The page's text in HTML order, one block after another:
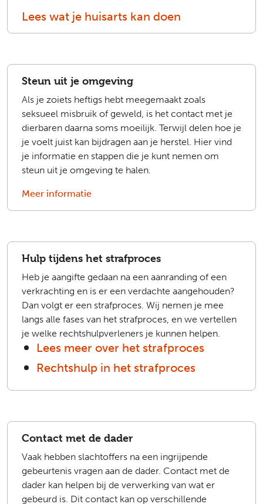
Lees wat je huisarts kan doen
Steun uit je omgeving
Als je zoiets heftigs hebt meegemaakt zoals
seksueel misbruik of geweld, is het contact met je
dierbaren daarna soms moeilijk. Terwijl delen hoe je
je voelt juist kan bijdragen aan je herstel. Hier vind
je informatie en stappen die je kunt nemen om
steun uit je omgeving te halen.
Meer informatie
Hulp tijdens het strafproces
Heb je aangifte gedaan na een aanranding of een
verkrachting en is er een verdachte aangehouden?
Dan volgt er een strafproces. Wij nemen je mee
langs alle fases van het strafproces, en we vertellen
je welke rechtshulpverleners je kunnen helpen.
Lees meer over het strafproces
Rechtshulp in het strafproces
Contact met de dader
Vaak hebben slachtoffers na een ingrijpende
gebeurtenis vragen aan de dader. Contact met de
dader kan helpen bij de verwerking van wat er
gebeurd is. Dit contact kan op verschillende